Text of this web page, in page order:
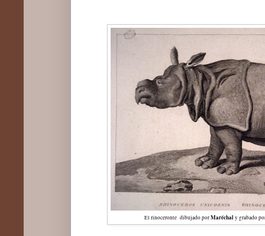
El rinoceronte dibujado porMaréchal y grabado